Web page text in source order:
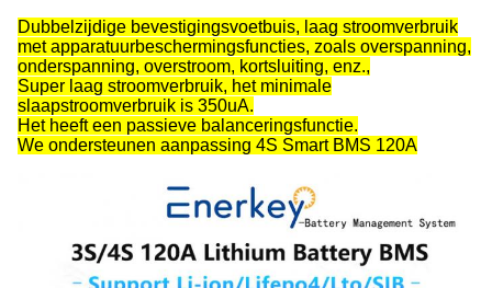
Dubbelzijdige bevestigingsvoetbuis, laag stroomverbruik
met apparatuurbeschermingsfuncties, zoals overspanning,
onderspanning, overstroom, kortsluiting, enz.,
Super laag stroomverbruik, het minimale
slaapstroomverbruik is 350uA.
Het heeft een passieve balanceringsfunctie.
We ondersteunen aanpassing 4S Smart BMS 120A